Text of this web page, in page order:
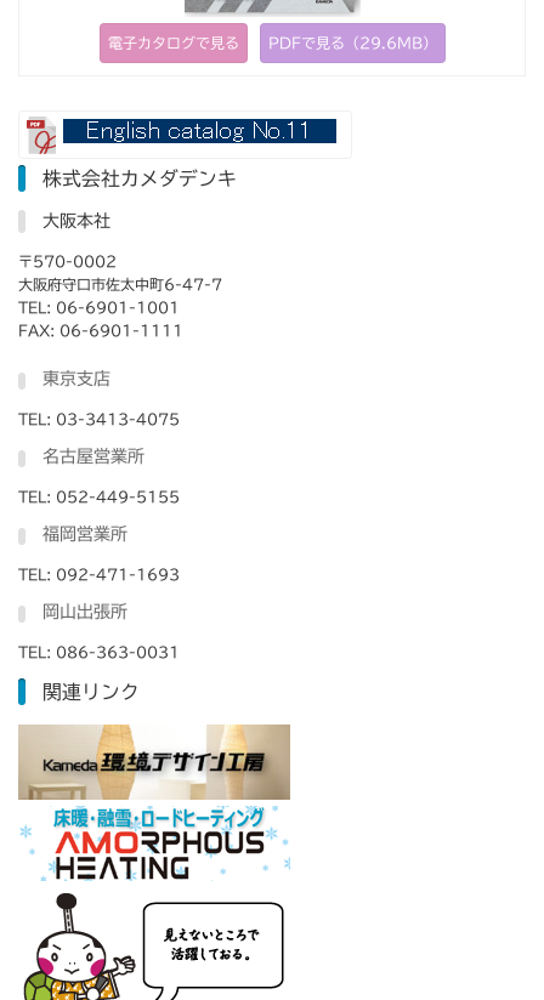
電子カタログで見る PDFで見る（29.6MB）
株式会社カメダデンキ
大阪本社
〒570-0002
大阪府守口市佐太中町6-47-7
TEL: 06-6901-1001
FAX: 06-6901-1111
東京支店
TEL: 03-3413-4075
名古屋営業所
TEL: 052-449-5155
福岡営業所
TEL: 092-471-1693
岡山出張所
TEL: 086-363-0031
関連リンク